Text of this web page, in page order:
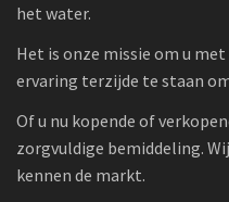
het water.
Het is onze missie om u
ervaring terzijde te staan
Of u nu kopende of
zorgvuldige bemiddeling.
kennen de markt.